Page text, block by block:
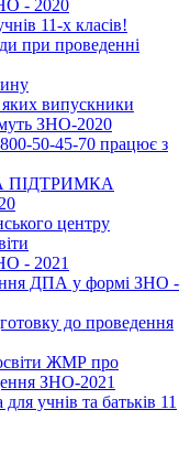
- 2020
11-х класів!
при проведенні
випускники
ЗНО-2020
50-45-70 працює з
ПІДТРИМКА
центру
- 2021
ДПА у формі ЗНО -
до проведення
ЖМР про
ЗНО-2021
учнів та батьків 11